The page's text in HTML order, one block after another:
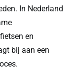
In Nederland
en
bij aan een